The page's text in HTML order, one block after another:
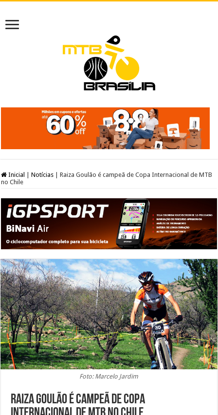
Inicial Notícias
Raiza Goulão é campeã de Copa Internacional de MTB
no Chile
Foto: Marcelo Jardim
Raiza Goulão é campeã de Copa